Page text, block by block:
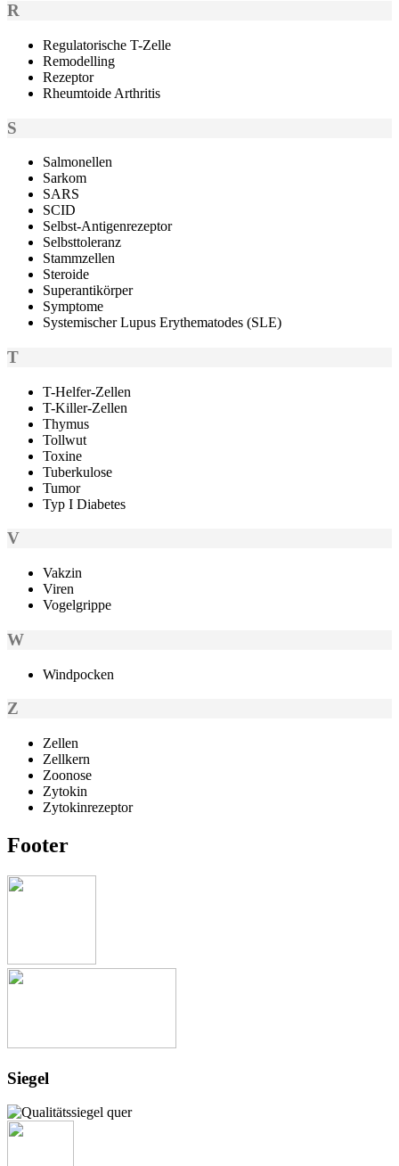
R
Regulatorische T-Zelle
Remodelling
Rezeptor
Rheumtoide Arthritis
S
Salmonellen
Sarkom
SARS
SCID
Selbst-Antigenrezeptor
Selbsttoleranz
Stammzellen
Steroide
Superantikörper
Symptome
Systemischer Lupus Erythematodes (SLE)
T
T-Helfer-Zellen
T-Killer-Zellen
Thymus
Tollwut
Toxine
Tuberkulose
Tumor
Typ I Diabetes
V
Vakzin
Viren
Vogelgrippe
W
Windpocken
Z
Zellen
Zellkern
Zoonose
Zytokin
Zytokinrezeptor
Footer
Siegel